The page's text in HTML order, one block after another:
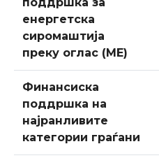
енергетска
сиромаштија
преку оглас (МЕ)
Финансиска
поддршка на
најранливите
категории граѓани